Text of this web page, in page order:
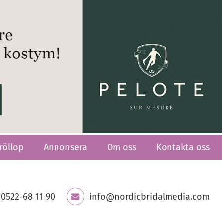
Annonsera Om oss Kontakta oss
0522-68 11 90 info@nordicbridalmedia.com